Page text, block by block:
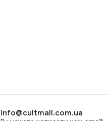
info@cultmall.com.ua